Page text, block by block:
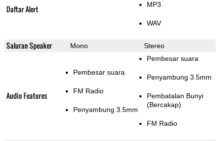
Daftar Alert MP3
WAV
Saluran Speaker Mono Stereo
Audio Features
Pembesar suara
FM Radio
Penyambung 3.5mm
Pembesar suara
Penyambung 3.5mm
Pembatalan Bunyi
(Bercakap)
FM Radio